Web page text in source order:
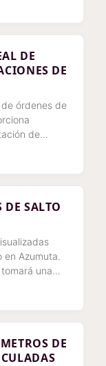
DE
DE
órdenes de
de
y
DE SALTO
Azumuta.
una
DE